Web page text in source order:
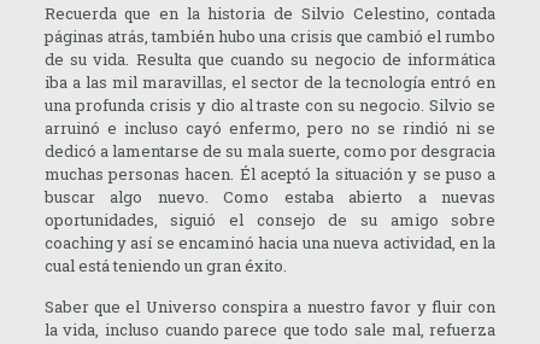
Recuerda que en la historia de Silvio Celestino, contada
páginas atrás, también hubo una crisis que cambió el rumbo
de su vida. Resulta que cuando su negocio de informática
iba a las mil maravillas, el sector de la tecnología entró en
una profunda crisis y dio al traste con su negocio. Silvio se
arruinó e incluso cayó enfermo, pero no se rindió ni se
dedicó a lamentarse de su mala suerte, como por desgracia
muchas personas hacen. Él aceptó la situación y se puso a
buscar algo nuevo. Como estaba abierto a nuevas
oportunidades, siguió el consejo de su amigo sobre
coaching y así se encaminó hacia una nueva actividad, en la
cual está teniendo un gran éxito.
Saber que el Universo conspira a nuestro favor y fluir con
la vida, incluso cuando parece que todo sale mal, refuerza